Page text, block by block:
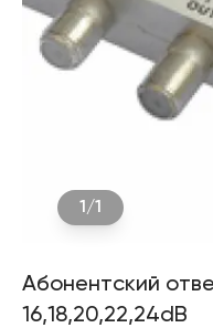
1 /1
Абонентский
16,18,20,22,24dB